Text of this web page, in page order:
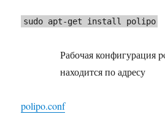
sudo apt-get install polipo
Рабочая конфигурация
находится по адресу
polipo.conf